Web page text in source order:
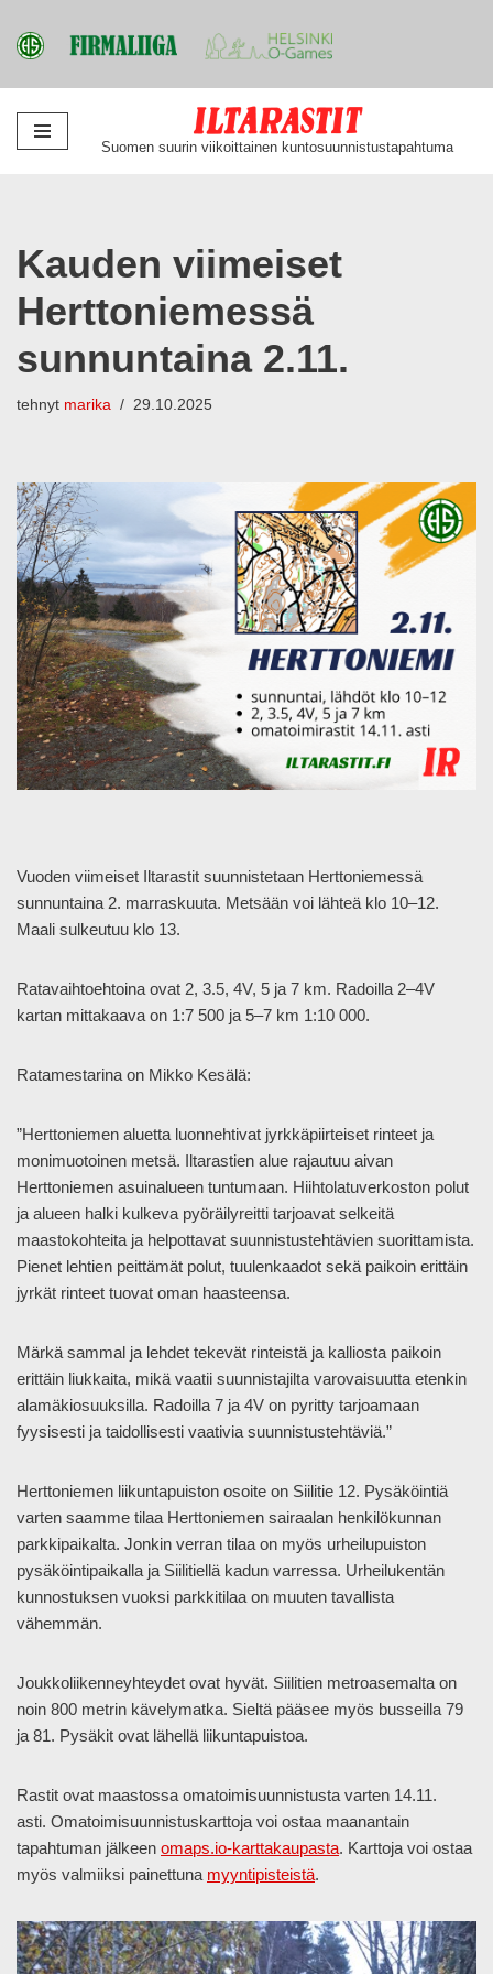
Siirry
Suomen suurin viikoittainen kuntosuunnistustapahtuma
Kauden viimeiset
Herttoniemessä
sunnuntaina 2.11.
tehnyt marika 29.10.2025
Vuoden viimeiset Iltarastit suunnistetaan Herttoniemessä
sunnuntaina 2. marraskuuta. Metsään voi lähteä klo 10–12.
Maali sulkeutuu klo 13.
Ratavaihtoehtoina ovat 2, 3.5, 4V, 5 ja 7 km. Radoilla 2–4V
kartan mittakaava on 1:7 500 ja 5–7 km 1:10 000.
Ratamestarina on Mikko Kesälä:
”Herttoniemen aluetta luonnehtivat jyrkkäpiirteiset rinteet ja
monimuotoinen metsä. Iltarastien alue rajautuu aivan
Herttoniemen asuinalueen tuntumaan. Hiihtolatuverkoston polut
ja alueen halki kulkeva pyöräilyreitti tarjoavat selkeitä
maastokohteita ja helpottavat suunnistustehtävien suorittamista.
Pienet lehtien peittämät polut, tuulenkaadot sekä paikoin erittäin
jyrkät rinteet tuovat oman haasteensa.
Märkä sammal ja lehdet tekevät rinteistä ja kalliosta paikoin
erittäin liukkaita, mikä vaatii suunnistajilta varovaisuutta etenkin
alamäkiosuuksilla. Radoilla 7 ja 4V on pyritty tarjoamaan
fyysisesti ja taidollisesti vaativia suunnistustehtäviä.”
Herttoniemen liikuntapuiston osoite on Siilitie 12. Pysäköintiä
varten saamme tilaa Herttoniemen sairaalan henkilökunnan
parkkipaikalta. Jonkin verran tilaa on myös urheilupuiston
pysäköintipaikalla ja Siilitiellä kadun varressa. Urheilukentän
kunnostuksen vuoksi parkkitilaa on muuten tavallista
vähemmän.
Joukkoliikenneyhteydet ovat hyvät. Siilitien metroasemalta on
noin 800 metrin kävelymatka. Sieltä pääsee myös busseilla 79
ja 81. Pysäkit ovat lähellä liikuntapuistoa.
Rastit ovat maastossa omatoimisuunnistusta varten 14.11.
asti. Omatoimisuunnistuskarttoja voi ostaa maanantain
tapahtuman jälkeen omaps.io-karttakaupasta. Karttoja voi ostaa
myös valmiiksi painettuna myyntipisteistä.